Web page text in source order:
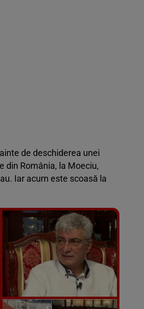
de deschiderea unei
din România, la Moeciu,
Iar acum este scoasă la